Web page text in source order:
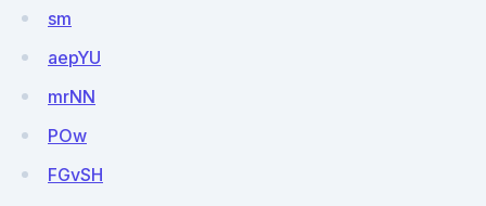
sm
aepYU
mrNN
POw
FGvSH